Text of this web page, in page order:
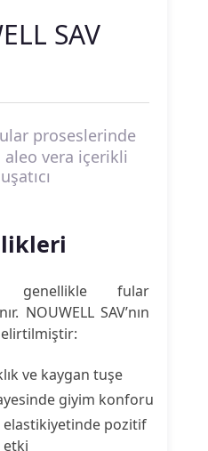
SAV
proseslerinde
vera içerikli
genellikle fular
NOUWELL SAV’nın
ve kaygan tuşe
giyim konforu
elastikiyetinde pozitif
etki